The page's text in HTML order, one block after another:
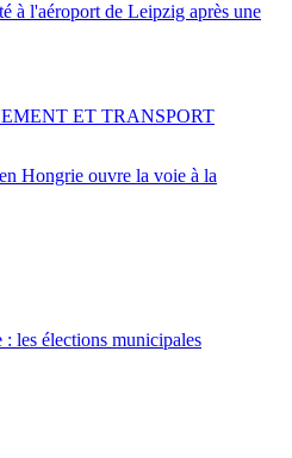
à l'aéroport de Leipzig après une
Hongrie ouvre la voie à la
ET TRANSPORT
les élections municipales